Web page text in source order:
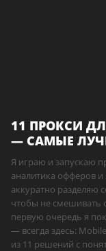
11 ПРОКСИ
— САМЫЕ
Я играю и запускаю
аналитика офферов
аккуратно разделяю
чтобы не смешивать
первую очередь я
— всегда здесь:
из 11 решений с